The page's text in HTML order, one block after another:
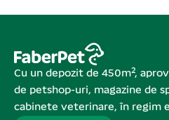
Cu un depozit de 450m²,
de petshop-uri, magazine de
cabinete veterinare, în regim